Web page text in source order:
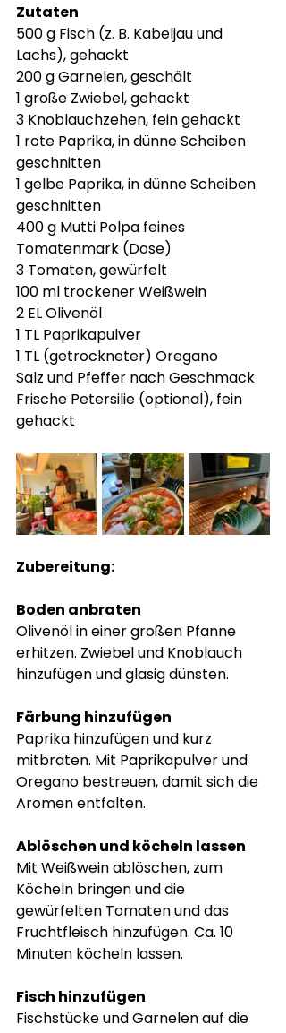
Zutaten
500 g Fisch (z. B. Kabeljau und
Lachs), gehackt
200 g Garnelen, geschält
1 große Zwiebel, gehackt
3 Knoblauchzehen, fein gehackt
1 rote Paprika, in dünne Scheiben
geschnitten
1 gelbe Paprika, in dünne Scheiben
geschnitten
400 g Mutti Polpa feines
Tomatenmark (Dose)
3 Tomaten, gewürfelt
100 ml trockener Weißwein
2 EL Olivenöl
1 TL Paprikapulver
1 TL (getrockneter) Oregano
Salz und Pfeffer nach Geschmack
Frische Petersilie (optional), fein
gehackt
Zubereitung:
Boden anbraten
Olivenöl in einer großen Pfanne
erhitzen. Zwiebel und Knoblauch
hinzufügen und glasig dünsten.
Färbung hinzufügen
Paprika hinzufügen und kurz
mitbraten. Mit Paprikapulver und
Oregano bestreuen, damit sich die
Aromen entfalten.
Ablöschen und köcheln lassen
Mit Weißwein ablöschen, zum
Köcheln bringen und die
gewürfelten Tomaten und das
Fruchtfleisch hinzufügen. Ca. 10
Minuten köcheln lassen.
Fisch hinzufügen
Fischstücke und Garnelen auf die